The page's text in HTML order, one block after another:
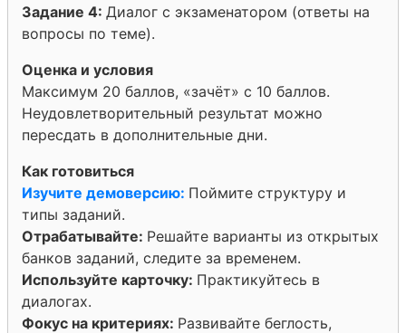
Задание 4: Диалог с экзаменатором (ответы на
вопросы по теме).
Оценка и условия
Максимум 20 баллов, «зачёт» с 10 баллов.
Неудовлетворительный результат можно
пересдать в дополнительные дни.
Как готовиться
Изучите демоверсию: Поймите структуру и
типы заданий.
Отрабатывайте: Решайте варианты из открытых
банков заданий, следите за временем.
Используйте карточку: Практикуйтесь в
диалогах.
Фокус на критериях: Развивайте беглость,